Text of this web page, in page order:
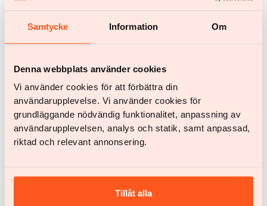
Samtycke Information Om
Denna webbplats använder cookies
Vi använder cookies för att förbättra din
användarupplevelse. Vi använder cookies för
grundläggande nödvändig funktionalitet, anpassning av
användarupplevelsen, analys och statik, samt anpassad,
riktad och relevant annonsering.
Tillåt alla
Fasten als Teil eines umfassenden Ansatzes
Gewichtsabnahme erfordert meist einen breiteren Ansatz,
bei dem Ernährung, Bewegung, Verhaltensänderung,
Alltagsaktivität, Schlaf und – wenn nötig – medizinische
Behandlung zusammenwirken.
Bei Yazen orientieren wir uns nicht an einerbestimmten
Diätoder einem festen Fastenmodell, sondern daran, was
und sowohl Gewichtsabnahme als auch langfristige
Gesundheit unterstützen.